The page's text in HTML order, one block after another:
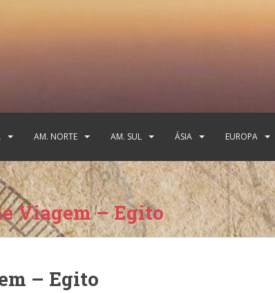
AM. NORTE AM. SUL ÁSIA EUROPA
Viagem – Egito
– Egito